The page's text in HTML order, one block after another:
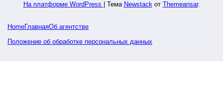
На платформе WordPress Тема Newstackот Themeansar.
HomeГлавнаяОб агентстве
Положение об обработке персональных данных